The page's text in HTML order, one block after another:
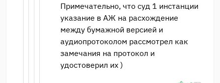
Примечательно, что суд 1 инстанции
указание в АЖ на расхождение
между бумажной версией и
аудиопротоколом рассмотрел как
замечания на протокол и
удостоверил их )